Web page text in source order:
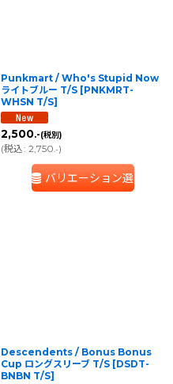
Punkmart / Who's Stupid Now
ライトブルー T/S [PNKMRT-
WHSN T/S]
2,500.-(税別)
(税込: 2,750 .-)
バリエーション選択
Descendents / Bonus Bonus
Cup ロングスリーブ T/S [DSDT-
BNBN T/S]